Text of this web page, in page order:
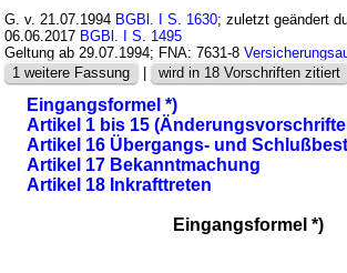
G. v. 21.07.1994 BGBl. I S. 1630; zuletzt geändert
06.06.2017 BGBl. I S. 1495
Geltung ab 29.07.1994; FNA: 7631-8
1 weitere Fassung
| wird in 18 Vorschriften zitiert
Eingangsformel *)
Artikel 1 bis 15
Artikel 16 Übergangs- und
Artikel 17 Bekanntmachung
Artikel 18 Inkrafttreten
Eingangsformel *)